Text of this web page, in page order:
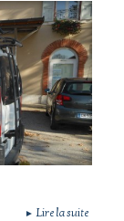
► Lire la suite